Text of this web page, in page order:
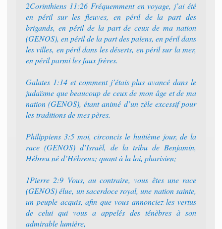
2Corinthiens 11:26 Fréquemment en voyage, j’ai été
en péril sur les fleuves, en péril de la part des
brigands, en péril de la part de ceux de ma nation
(GENOS), en péril de la part des païens, en péril dans
les villes, en péril dans les déserts, en péril sur la mer,
en péril parmi les faux frères.
Galates 1:14 et comment j’étais plus avancé dans le
judaïsme que beaucoup de ceux de mon âge et de ma
nation (GENOS), étant animé d’un zèle excessif pour
les traditions de mes pères.
Philippiens 3:5 moi, circoncis le huitième jour, de la
race (GENOS) d’Israël, de la tribu de Benjamin,
Hébreu né d’Hébreux; quant à la loi, pharisien;
1Pierre 2:9 Vous, au contraire, vous êtes une race
(GENOS) élue, un sacerdoce royal, une nation sainte,
un peuple acquis, afin que vous annonciez les vertus
de celui qui vous a appelés des ténèbres à son
admirable lumière,